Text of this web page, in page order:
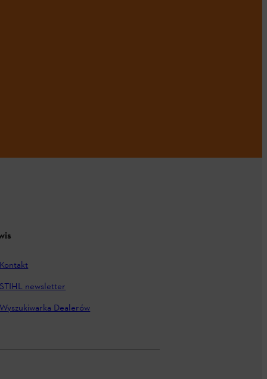
Kontakt
STIHL newsletter
Wyszukiwarka Dealerów